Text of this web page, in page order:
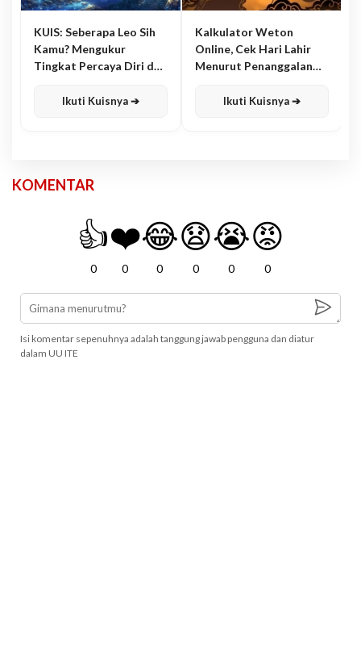
KUIS: Seberapa Leo Sih
Kamu? Mengukur
Tingkat Percaya Diri dan
Ikuti Kuisnya ➔
Kalkulator Weton
Online, Cek Hari Lahir
Menurut Penanggalan
Ikuti Kuisnya ➔
KOMENTAR
👍
0
❤️
0
😂
0
😧
0
😭
0
😡
0
Isi komentar sepenuhnya adalah tanggung jawab pengguna dan diatur
dalam UU ITE